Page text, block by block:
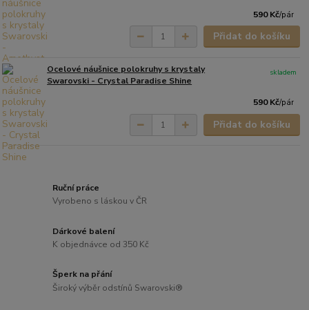
590 Kč/pár
Přidat do košíku
Ocelové náušnice polokruhy s krystaly
Swarovski - Crystal Paradise Shine
590 Kč/pár
skladem
Přidat do košíku
Ruční práce
Vyrobeno s láskou v ČR
Dárkové balení
K objednávce od 350 Kč
Šperk na přání
Široký výběr odstínů Swarovski®